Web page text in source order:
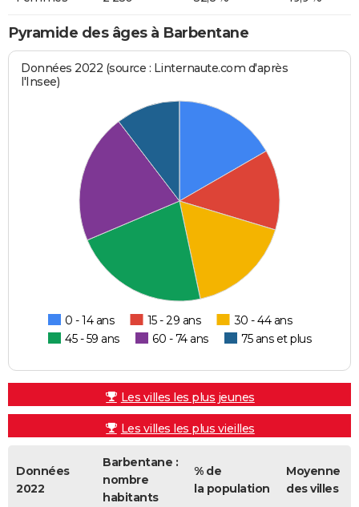
Pyramide des âges à Barbentane
Données 2022 (source : Linternaute.com d'après
l'Insee)
0 - 14 ans 15 - 29 ans
30 - 44 ans
45 - 59 ans
60 - 74 ans 75 ans et plus
Les villes les plus jeunes
Les villes les plus vieilles
Données
2022
Barbentane :
nombre
habitants
% de
la population
Moyenne
des villes